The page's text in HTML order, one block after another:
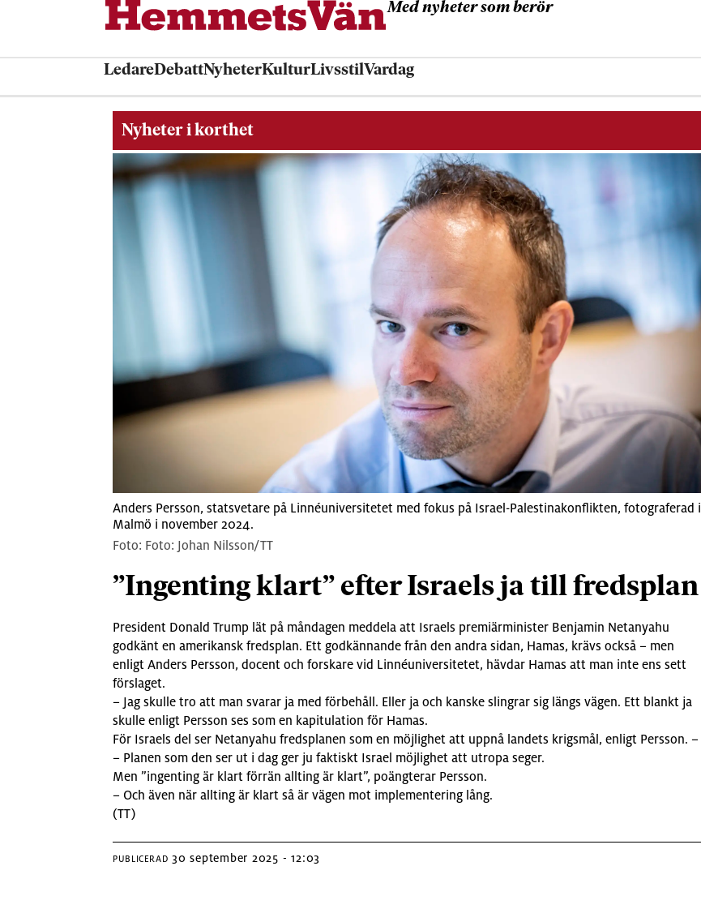
Med nyheter som berör
LedareDebattNyheterKulturLivsstilVardag
Nyheter i korthet
Anders Persson, statsvetare på Linnéuniversitetet med fokus på Israel-Palestinakonflikten, fotograferad i
Malmö i november 2024.
Foto: Johan Nilsson/TT
”Ingenting klart” efter Israels ja till fredsplan
President Donald Trump lät på måndagen meddela att Israels premiärminister Benjamin Netanyahu
godkänt en amerikansk fredsplan. Ett godkännande från den andra sidan, Hamas, krävs också – men
enligt Anders Persson, docent och forskare vid Linnéuniversitetet, hävdar Hamas att man inte ens sett
förslaget.
– Jag skulle tro att man svarar ja med förbehåll. Eller ja och kanske slingrar sig längs vägen. Ett blankt ja
skulle enligt Persson ses som en kapitulation för Hamas.
För Israels del ser Netanyahu fredsplanen som en möjlighet att uppnå landets krigsmål, enligt Persson. –
– Planen som den ser ut i dag ger ju faktiskt Israel möjlighet att utropa seger.
Men ”ingenting är klart förrän allting är klart”, poängterar Persson.
– Och även när allting är klart så är vägen mot implementering lång.
(TT)
PUBLICERAD 30 september 2025 - 12:03